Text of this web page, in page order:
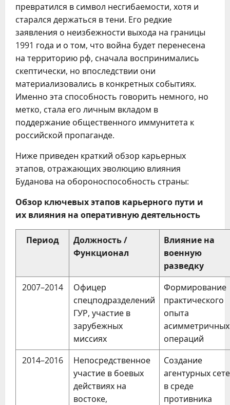
превратился в символ несгибаемости, хотя и
старался держаться в тени. Его редкие
заявления о неизбежности выхода на границы
1991 года и о том, что война будет перенесена
на территорию рф, сначала воспринимались
скептически, но впоследствии они
материализовались в конкретных событиях.
Именно эта способность говорить немного, но
метко, стала его личным вкладом в
поддержание общественного иммунитета к
российской пропаганде.
Ниже приведен краткий обзор карьерных
этапов, отражающих эволюцию влияния
Буданова на обороноспособность страны:
Обзор ключевых этапов карьерного пути и
их влияния на оперативную деятельность
Период
Должность /
Функционал
Влияние на
военную
разведку
2007–2014
Офицер
спецподразделений
ГУР, участие в
зарубежных
миссиях
Формирование
практического
опыта
асимметричных
операций
2014–2016
Непосредственное
участие в боевых
действиях на
востоке,
Создание
агентурных
в среде
противника